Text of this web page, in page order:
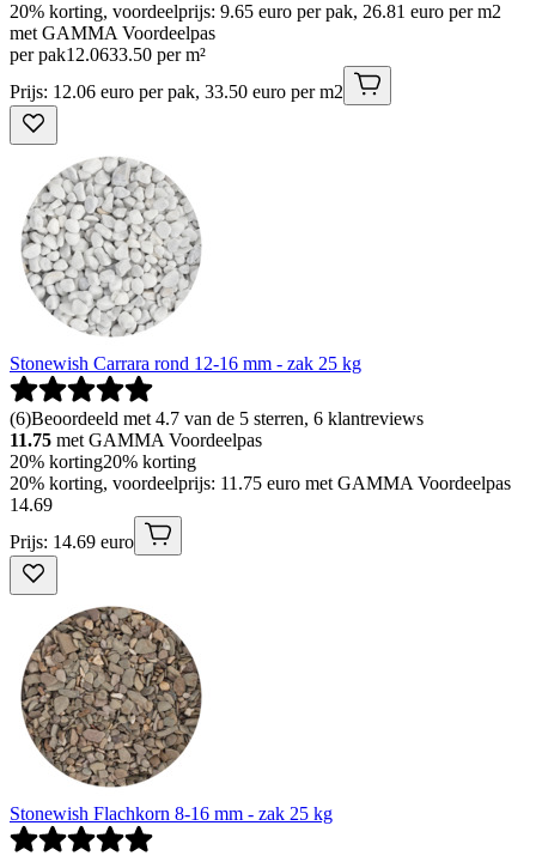
20% korting, voordeelprijs: 9.65 euro per pak, 26.81 euro per m2
met GAMMA Voordeelpas
per pak12.0633.50 per m²
Prijs: 12.06 euro per pak, 33.50 euro per m2
Stonewish Carrara rond 12-16 mm - zak 25 kg
(6)Beoordeeld met 4.7 van de 5 sterren, 6 klantreviews
11.75 met GAMMA Voordeelpas
20% korting20% korting
20% korting, voordeelprijs: 11.75 euro met GAMMA Voordeelpas
14.69
Prijs: 14.69 euro
Stonewish Flachkorn 8-16 mm - zak 25 kg